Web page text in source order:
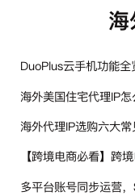
海外代理IP选购六大
【跨境电商必看】跨